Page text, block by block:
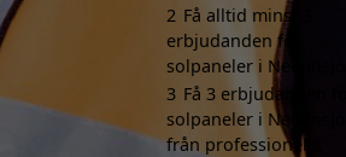
2 Få alltid minst 3
erbjudanden för
solpaneler i Nedansjö
3 Få 3 erbjudanden för
solpaneler i Nedansjö
från professionella